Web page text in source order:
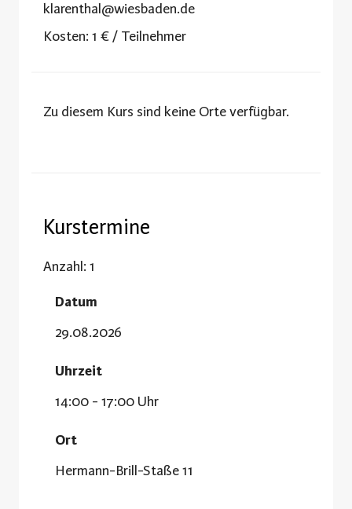
klarenthal@wiesbaden.de
Kosten: 1 € / Teilnehmer
Zu diesem Kurs sind keine Orte verfügbar.
Kurstermine
Anzahl: 1
Datum
29.08.2026
Uhrzeit
14:00 - 17:00 Uhr
Ort
Hermann-Brill-Staße 11